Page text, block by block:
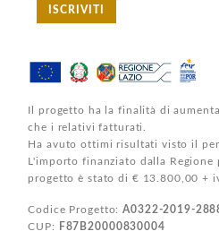
ISCRIVITI
Il progetto ha la finalità di
che i relativi fatturati.
Ha avuto ottimi risultati visto il
L'importo finanziato dalla Regione
progetto è stato di € 13.800,00 +
Codice Progetto:A0322-2019-
CUP:
F87B20000830004